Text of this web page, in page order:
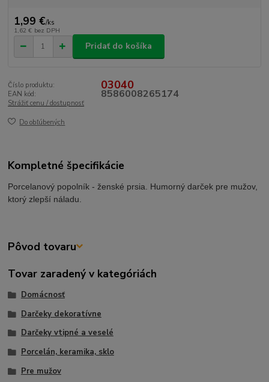
1,99 €/ks
1,62 € bez DPH
Pridať do košíka
Číslo produktu: 03040
EAN kód: 8586008265174
Strážiť cenu / dostupnosť
Do obľúbených
Kompletné špecifikácie
Porcelanový popolník - ženské prsia. Humorný darček pre mužov,
ktorý zlepší náladu.
Pôvod tovaru
Tovar zaradený v kategóriách
Domácnosť
Darčeky dekoratívne
Darčeky vtipné a veselé
Porcelán, keramika, sklo
Pre mužov